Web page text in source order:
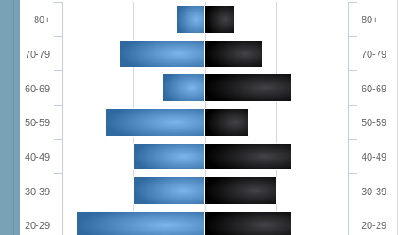
20-29
30-39
40-49
50-59
60-69
70-79
80+
20-29
30-39
40-49
50-59
60-69
70-79
80+